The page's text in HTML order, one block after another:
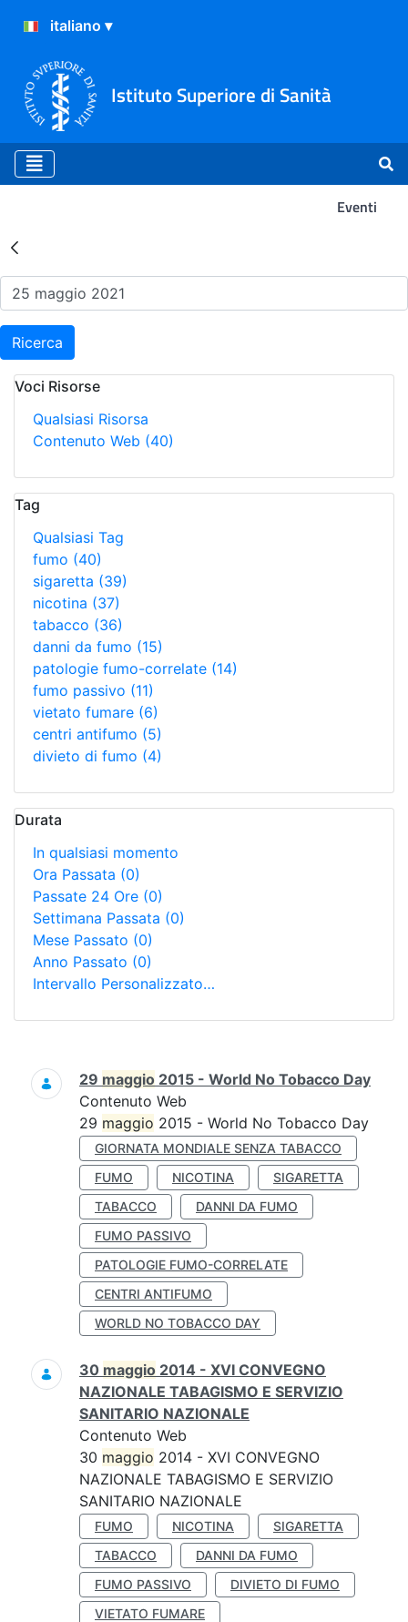
Istituto Superiore di Sanità
Eventi
Risultati della Ricerca -
Ricerca
Voci Risorse
Qualsiasi Risorsa
Contenuto Web (40)
Tag
Qualsiasi Tag
fumo (40)
sigaretta (39)
nicotina (37)
tabacco (36)
danni da fumo (15)
patologie fumo-correlate (14)
fumo passivo (11)
vietato fumare (6)
centri antifumo (5)
divieto di fumo (4)
Durata
In qualsiasi momento
Ora Passata (0)
Passate 24 Ore (0)
Settimana Passata (0)
Mese Passato (0)
Anno Passato (0)
Intervallo Personalizzato…
Ricerca
29 maggio 2015 - World No Tobacco Day
Contenuto Web
29 maggio 2015 - World No Tobacco Day
GIORNATA MONDIALE SENZA TABACCO
FUMO
NICOTINA
SIGARETTA
TABACCO
DANNI DA FUMO
FUMO PASSIVO
PATOLOGIE FUMO-CORRELATE
CENTRI ANTIFUMO
WORLD NO TOBACCO DAY
30 maggio 2014 - XVI CONVEGNO
NAZIONALE TABAGISMO E SERVIZIO
SANITARIO NAZIONALE
Contenuto Web
30 maggio 2014 - XVI CONVEGNO
NAZIONALE TABAGISMO E SERVIZIO
SANITARIO NAZIONALE
FUMO NICOTINA
SIGARETTA
TABACCO
DANNI DA FUMO
FUMO PASSIVO
DIVIETO DI FUMO
VIETATO FUMARE